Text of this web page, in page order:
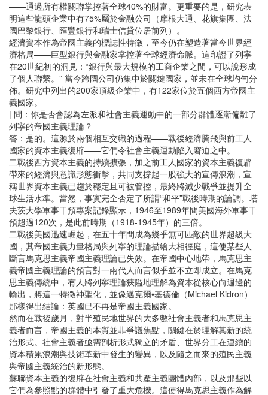
——通過所有權關聯掌控著全球40%的財富。更重要的是，研究表
明這些龍頭企業中有75%屬於金融公司（摩根大通、花旗集團、法
國巴黎銀行、匯豐銀行和瑞士信貸位居前列）。
經濟資本作為帝國主義的標誌性特徵，至今仍在塑造著當今世界經
濟格局——巨型銀行與金融家掌控著全球經濟命脈。這印證了列寧
在20世紀初的洞見：“銀行與最大規模的工商企業之間，可以說形成
了個人聯繫。” 當今跨國公司仍集中於關鍵國家，並未在全球均勻分
佈。研究中列出的200家頂級企業中，有122家位於五個西方帝國主
義國家。
| 問：你是否會認為左派和社會主義運動中的一部分群體逐漸偏離了
列寧的帝國主義理論？
答：是的。這源於兩個相互交織的過程——戰後經濟騰飛與前工人
國家的資本主義復辟——它們令社會主義運動陷入窘迫之中。
二戰後西方資本主義的持續擴張，加之前工人國家的資本主義復辟
帶來的經濟與意識形態衝擊，共同支撐起一股強大的宣傳浪潮，宣
稱世界資本主義已趨於穩定且可被管控，最終將減少戰爭並提升全
球生活水準。當然，事實完全否定了所謂“和平”戰後時期的論調。塔
夫茨大學軍事干預專案記錄顯示，1946至1989年間美國海外軍事干
預超過120次，是此前時期（1918-1945年）的三倍。
二戰後美國迅速崛起，在五十年間成為幾乎無可匹敵的世界超級大
國，其帝國主義力量格局與列寧的理論描繪大相徑庭，這使某些人
斷言馬克思主義帝國主義理論已失效。在帝國中心地帶，馬克思主
義帝國主義理論的預言對一兩代人而言似乎並不立即成立。在馬克
思主義傳統中，有人將列寧理論狹隘地理解為資本從核心向週邊的
輸出，將這一特徵神聖化，並像邁克爾•基德倫（Michael Kidron）
那樣得出結論：英國已不再是帝國主義國家。
然而在戰後歲月，對半殖民地世界的大多數社會主義者和馬克思主
義者而言，帝國主義的本質並非爭議焦點，關鍵在於理解其新的統
治形式。社會主義者亟需剖析形式獨立的矛盾、世界分工在連續的
資本積累浪潮與技術革新中發生的變異，以及隨之而來的殖民主義
與帝國主義統治的新形態。
蘇聯資本主義的復辟在社會主義和共產主義團體內部，以及那些以
它們為參照點的群體中引發了重大危機。這使得馬克思主義作為解